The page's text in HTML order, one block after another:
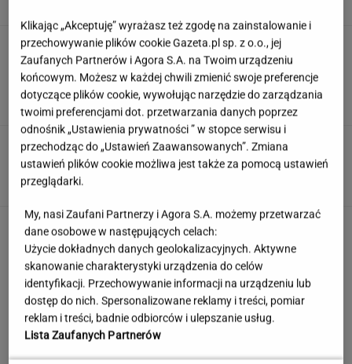
Wachowicz wraz z Kurzopkami
pożegnała się z "halo tu polsat". Mówi o
zaskoczeniu
MARCIN WOLNIAK
Zwodniczy quiz dla oczytanych. Wskażesz
prawdziwy tytuł książki?
Jeden wakacyjny nawyk może mieć
nieprzyjemne konsekwencje. Też tak robisz?
MATERIAŁ PROMOCYJNY
Partnerka Litewki po jego
śmierci: Niektórzy zlecieli się jak sępy
SUBSKRYPCJA
Klikając „Akceptuję” wyrażasz też zgodę na zainstalowanie i
przechowywanie plików cookie Gazeta.pl sp. z o.o., jej
Zaufanych Partnerów i Agora S.A. na Twoim urządzeniu
końcowym. Możesz w każdej chwili zmienić swoje preferencje
dotyczące plików cookie, wywołując narzędzie do zarządzania
twoimi preferencjami dot. przetwarzania danych poprzez
odnośnik „Ustawienia prywatności ” w stopce serwisu i
przechodząc do „Ustawień Zaawansowanych”. Zmiana
ustawień plików cookie możliwa jest także za pomocą ustawień
przeglądarki.
My, nasi Zaufani Partnerzy i Agora S.A. możemy przetwarzać
dane osobowe w następujących celach:
Użycie dokładnych danych geolokalizacyjnych. Aktywne
skanowanie charakterystyki urządzenia do celów
identyfikacji. Przechowywanie informacji na urządzeniu lub
dostęp do nich. Spersonalizowane reklamy i treści, pomiar
reklam i treści, badnie odbiorców i ulepszanie usług.
Lista Zaufanych Partnerów